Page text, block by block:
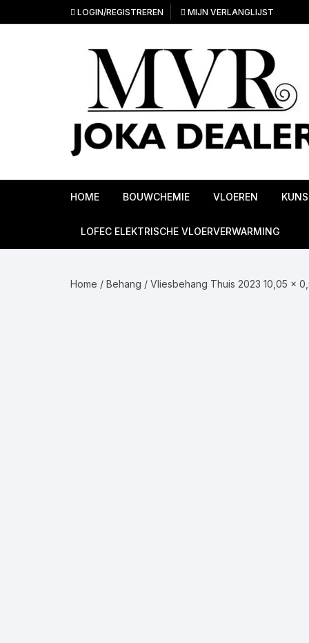
naar
LOGIN/REGISTREREN MIJN VERLANGLIJST
HOME BOUWCHEMIE VLOEREN
Ondervloeren
LOFEC ELEKTRISCHE VLOERVERWARMING
Home / Behang / Vliesbehang Thuis 2023 10,05 x